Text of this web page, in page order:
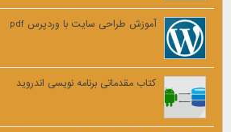
آموزش طراحی سایت با وردپرس pdf
کتاب مقدماتی برنامه نویسی اندروید